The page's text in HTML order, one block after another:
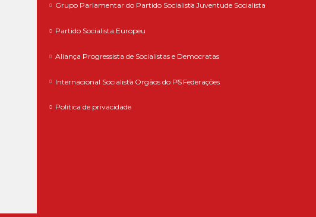
Grupo Parlamentar do Partido Socialista Juventude Socialista
Partido Socialista Europeu
Aliança Progressista de Socialistas e Democratas
Internacional Socialista Orgãos do PS Federações
Política de privacidade